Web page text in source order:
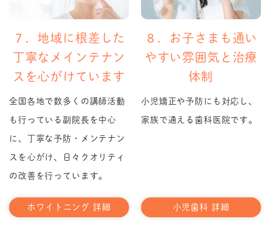
７．地域に根差した
丁寧なメインテナン
スを心がけています
全国各地で数多くの講師活動
も行っている副院長を中心
に、丁寧な予防・メンテナン
スを心がけ、日々クオリティ
の改善を行っています。
ホワイトニング 詳細
８．お子さまも通い
やすい雰囲気と治療
体制
小児矯正や予防にも対応し、
家族で通える歯科医院です。
小児歯科 詳細